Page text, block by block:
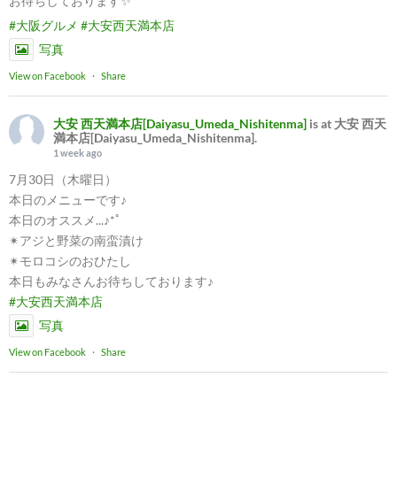
#大阪グルメ #大安西天満本店
写真
View on Facebook · Share
大安 西天満本店[Daiyasu_Umeda_Nishitenma] is at 大安 西天
満本店[Daiyasu_Umeda_Nishitenma].
1 week ago
7月30日（木曜日）
本日のメニューです♪
本日のオススメ...♪*ﾟ
✴︎アジと野菜の南蛮漬け
✴︎モロコシのおひたし
本日もみなさんお待ちしております♪
#大安西天満本店
写真
View on Facebook · Share